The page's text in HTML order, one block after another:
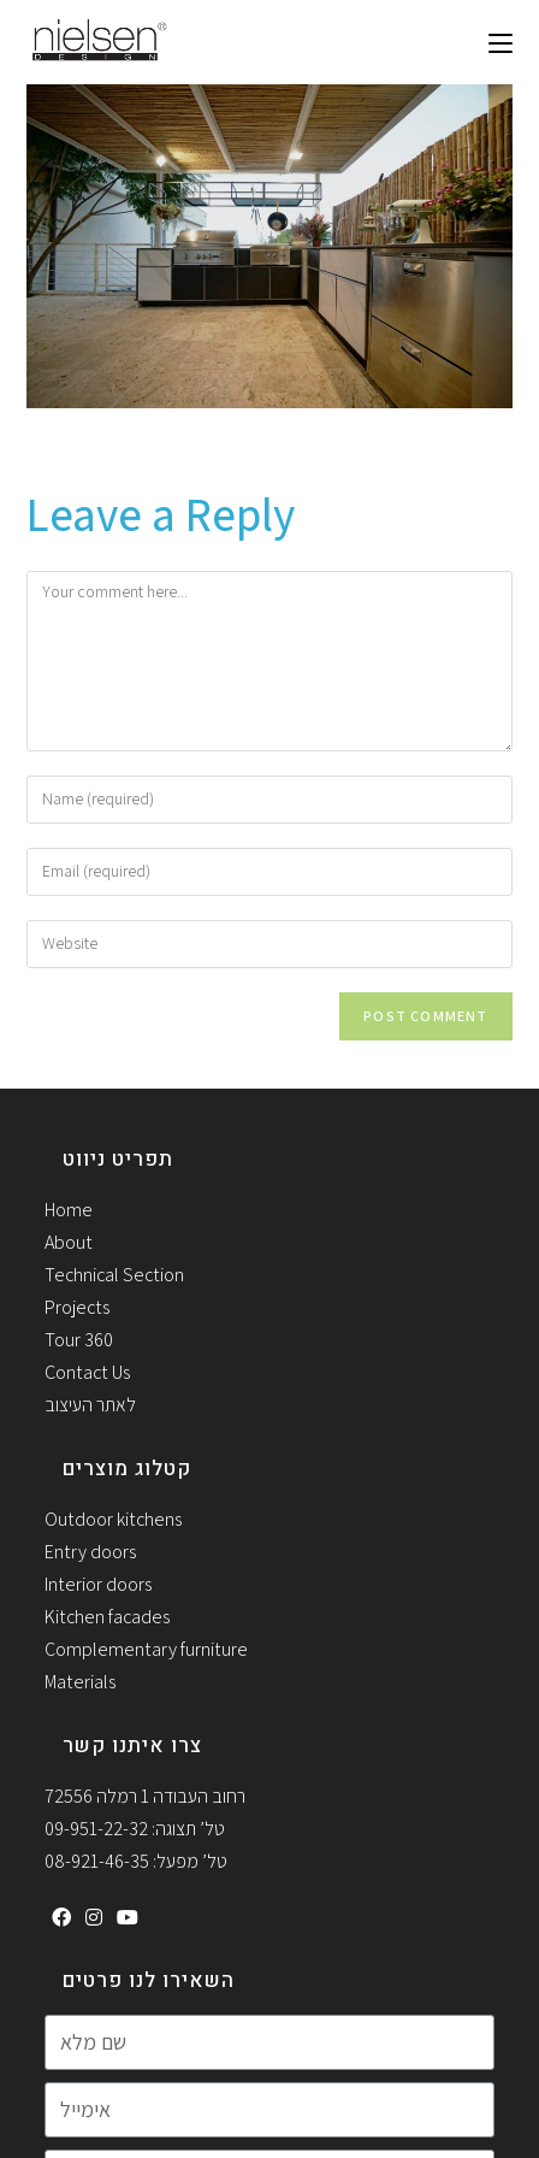
Leave a Reply
תפריט ניווט
Home
About
Technical Section
Projects
Tour 360
Contact Us
לאתר העיצוב
קטלוג מוצרים
Outdoor kitchens
Entry doors
Interior doors
Kitchen facades
Complementary furniture
Materials
צרו איתנו קשר
רחוב העבודה 1 רמלה 72556
טל’ תצוגה: 09-951-22-32
טל’ מפעל: 08-921-46-35
השאירו לנו פרטים